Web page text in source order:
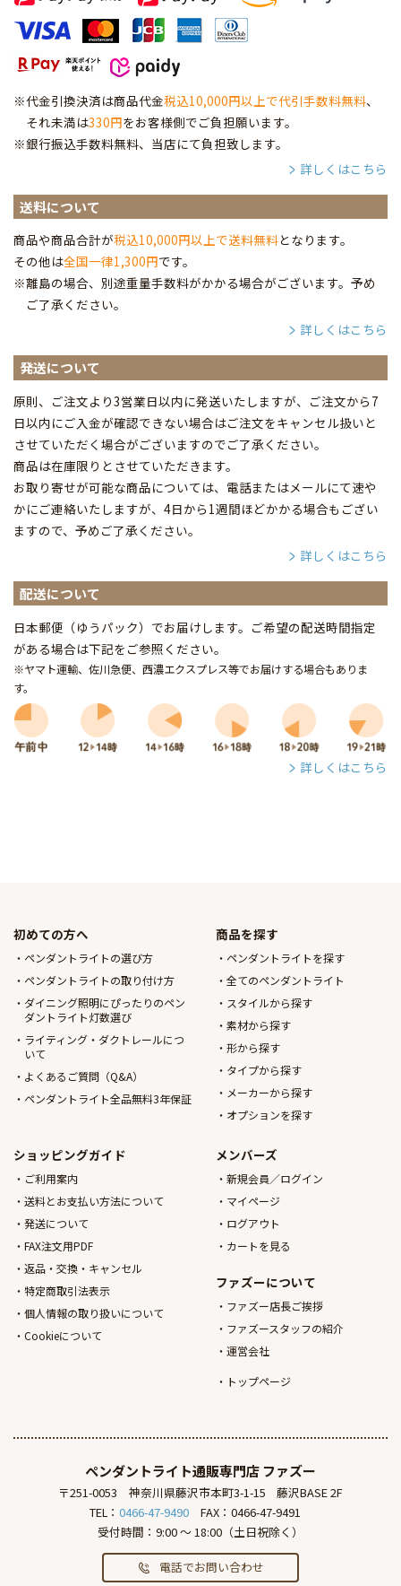
※代金引換決済は商品代金税込10,000円以上で代引手数料無料、
それ未満は330円をお客様側でご負担願います。
※銀行振込手数料無料、当店にて負担致します。
詳しくはこちら
送料について
商品や商品合計が税込10,000円以上で送料無料となります。
その他は全国一律1,300円です。
※離島の場合、別途重量手数料がかかる場合がございます。予め
ご了承ください。
詳しくはこちら
発送について
原則、ご注文より3営業日以内に発送いたしますが、ご注文から7
日以内にご入金が確認できない場合はご注文をキャンセル扱いと
させていただく場合がございますのでご了承ください。
商品は在庫限りとさせていただきます。
お取り寄せが可能な商品については、電話またはメールにて速や
かにご連絡いたしますが、4日から1週間ほどかかる場合もござい
ますので、予めご了承ください。
詳しくはこちら
配送について
日本郵便（ゆうパック）でお届けします。ご希望の配送時間指定
がある場合は下記をご参照ください。
※ヤマト運輸、佐川急便、西濃エクスプレス等でお届けする場合もありま
す。
詳しくはこちら
初めての方へ
ペンダントライトの選び方
ペンダントライトの取り付け方
ダイニング照明にぴったりのペン
ダントライト灯数選び
ライティング・ダクトレールにつ
いて
よくあるご質問（Q&A）
ペンダントライト全品無料3年保証
商品を探す
ペンダントライトを探す
全てのペンダントライト
スタイルから探す
素材から探す
形から探す
タイプから探す
メーカーから探す
オプションを探す
ショッピングガイド
ご利用案内
送料とお支払い方法について
発送について
FAX注文用PDF
返品・交換・キャンセル
特定商取引法表示
個人情報の取り扱いについて
Cookieについて
メンバーズ
新規会員／ログイン
マイページ
ログアウト
カートを見る
ファズーについて
ファズー店長ご挨拶
ファズースタッフの紹介
運営会社
トップページ
ペンダントライト通販専門店 ファズー
〒251-0053 神奈川県藤沢市本町3-1-15
藤沢BASE 2F
TEL： 0466-47-9490
FAX：0466-47-9491
受付時間：9:00 ～ 18:00（土日祝除く）
電話でお問い合わせ